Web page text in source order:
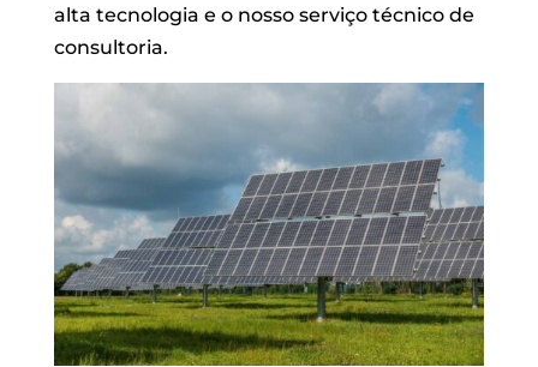
alta tecnologia e o nosso serviço técnico de
consultoria.